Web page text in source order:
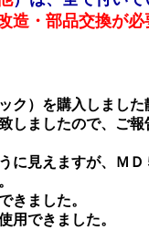
造・部品交換が
ク）を購入しまし
しましたので、ご
に見えますが、Ｍ
きました。
用できました。